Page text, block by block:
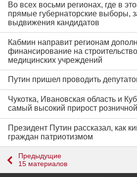
Во всех восьми регионах, где в
прямые губернаторские выборы,
выдвижения кандидатов
Кабмин направит регионам
финансирование на
медицинских учреждений
Путин пришел проводить
Чукотка, Ивановская область и
самый высокий прирост
Президент Путин рассказал, как
граждан патриотизмом
Предыдущие
15 материалов